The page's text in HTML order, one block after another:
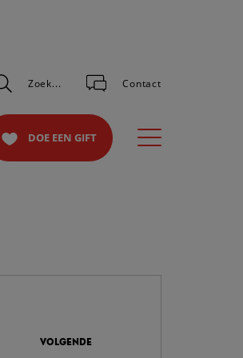
Zoek... Contact
DOE EEN GIFT
Toggle
navigation
VOLGENDE